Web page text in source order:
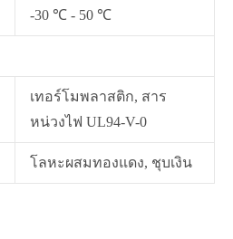
-30 ℃ - 50 ℃
เทอร์โมพลาสติก, สาร
หน่วงไฟ UL94-V-0
โลหะผสมทองแดง, ชุบเงิน